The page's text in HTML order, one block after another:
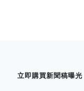
立即購買新聞稿曝光